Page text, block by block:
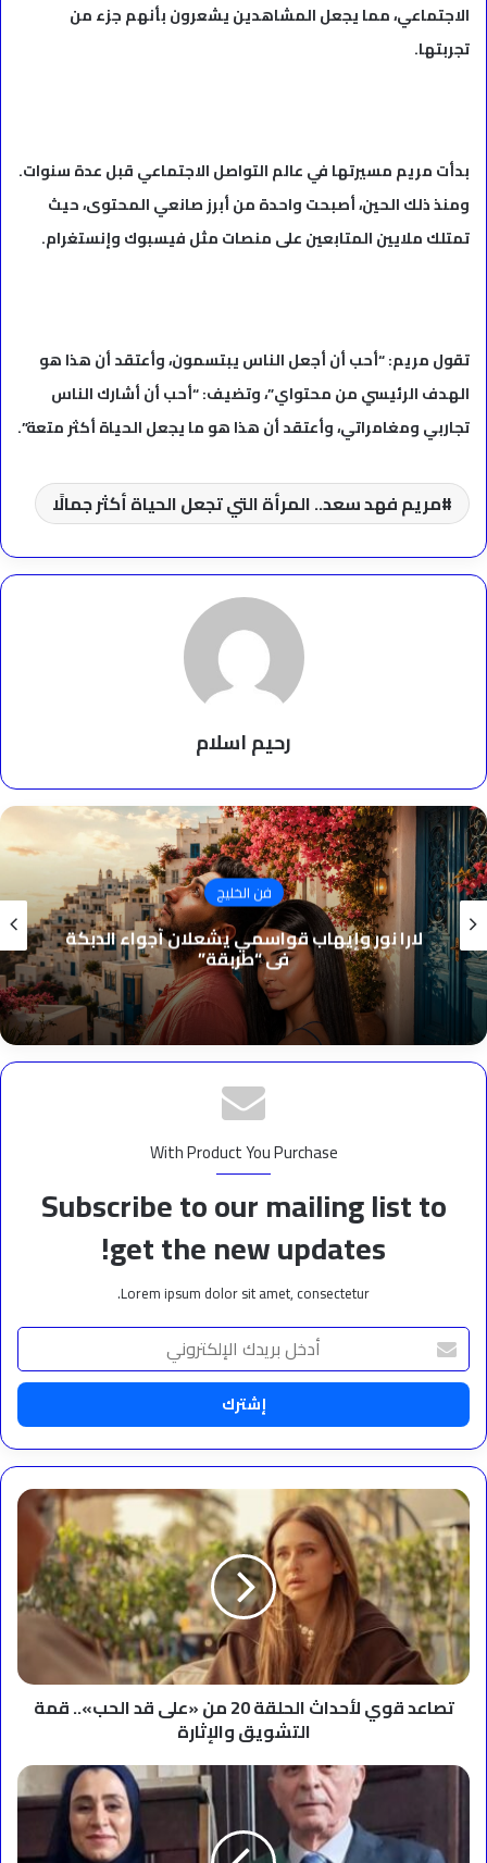
الاجتماعي، مما يجعل المشاهدين يشعرون بأنهم جزء من
تجربتها.
بدأت مريم مسيرتها في عالم التواصل الاجتماعي قبل عدة سنوات.
ومنذ ذلك الحين، أصبحت واحدة من أبرز صانعي المحتوى، حيث
تمتلك ملايين المتابعين على منصات مثل فيسبوك وإنستغرام.
تقول مريم: “أحب أن أجعل الناس يبتسمون، وأعتقد أن هذا هو
الهدف الرئيسي من محتواي”، وتضيف: “أحب أن أشارك الناس
تجاربي ومغامراتي، وأعتقد أن هذا هو ما يجعل الحياة أكثر متعة”.
مريم فهد سعد.. المرأة التي تجعل الحياة أكثر جمالًا
رحيم اسلام
فن الخليج
لارا نور وإيهاب قواسمي يشعلان أجواء الدبكة
في “طربقة”
With Product You Purchase
Subscribe to our mailing list to
get the new updates!
Lorem ipsum dolor sit amet, consectetur.
أدخل
بريدك
الإلكتروني
تصاعد
قوي
لأحداث
الحلقة
20
من
«على
قد
الحب»..
قمة
تصاعد قوي لأحداث الحلقة 20 من «على قد الحب».. قمة
التشويق والإثارة
هانيا
صور